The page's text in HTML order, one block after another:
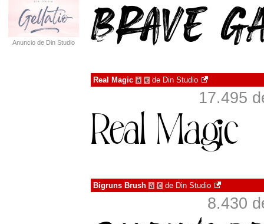
Anuncio de Din Studio
Real Magic à € de Din Studio
17.495
Bigruns Brush à € de Din Studio
8.430